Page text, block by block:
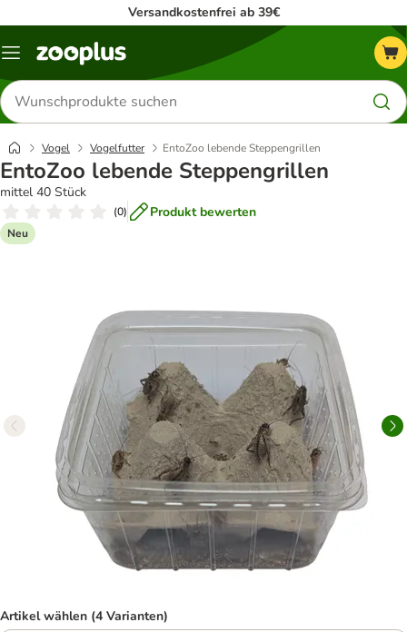
Versandkostenfrei ab 39€
Menü
Produkte
suchen
Vogel Vogelfutter EntoZoo lebende Steppengrillen
EntoZoo lebende Steppengrillen
mittel 40 Stück
(0) Produkt bewerten
Neu
Artikel wählen (4 Varianten)